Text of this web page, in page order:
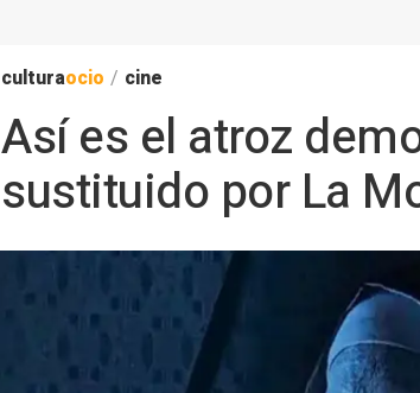
culturaocio / cine
Así es el atroz
sustituido por La